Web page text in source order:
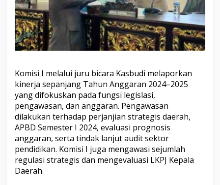
r
a
n
0
2
Komisi I melalui juru bicara Kasbudi melaporkan
kinerja sepanjang Tahun Anggaran 2024–2025
yang difokuskan pada fungsi legislasi,
pengawasan, dan anggaran. Pengawasan
dilakukan terhadap perjanjian strategis daerah,
APBD Semester I 2024, evaluasi prognosis
anggaran, serta tindak lanjut audit sektor
pendidikan. Komisi I juga mengawasi sejumlah
regulasi strategis dan mengevaluasi LKPJ Kepala
Daerah.